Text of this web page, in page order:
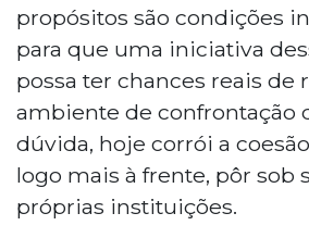
propósitos são condições
para que uma iniciativa
possa ter chances reais de
ambiente de confrontação
dúvida, hoje corrói a
logo mais à frente, pôr sob
próprias instituições.